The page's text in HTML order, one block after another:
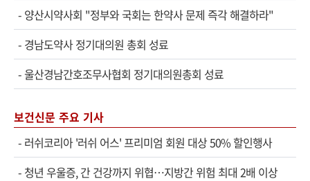
- 양산시약사회 "정부와 국회는 한약사 문제 즉각 해결하라"
- 경남도약사 정기대의원 총회 성료
-울산경남간호조무사협회 정기대의원총회 성료
보건신문 주요 기사
- 러쉬코리아 '러쉬 어스' 프리미엄 회원 대상 50% 할인행사
- 청년 우울증, 간 건강까지 위협…지방간 위험 최대 2배 이상